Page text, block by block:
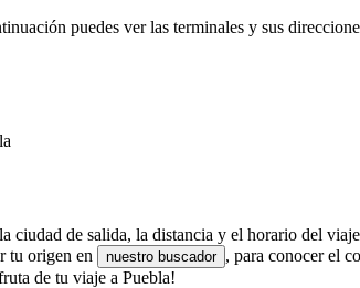
puedes ver las terminales y sus
de salida, la distancia y el horario del
tu origen en
nuestro buscador , para conocer el
de tu viaje a Puebla!